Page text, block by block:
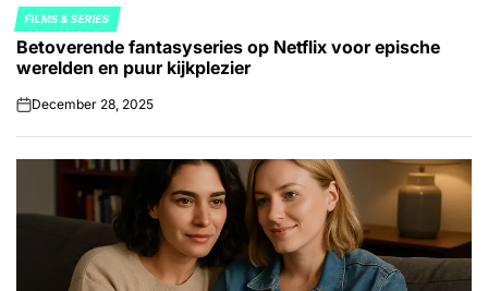
POSTED
IN
FILMS & SERIES
Betoverende fantasyseries op Netflix voor epische
werelden en puur kijkplezier
onDecember 28, 2025